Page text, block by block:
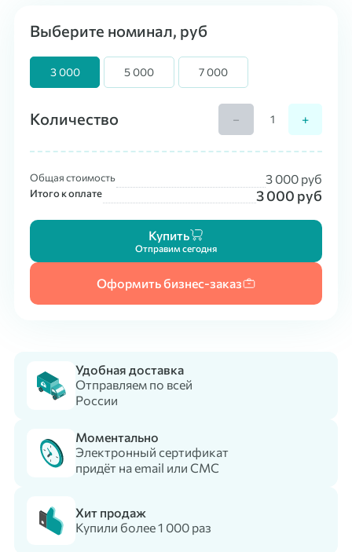
Выберите номинал, руб
3 000 5 000 7 000
Количество − +
Общая стоимость 3 000 руб
Итого к оплате 3 000 руб
Купить
Отправим сегодня
Оформить бизнес-заказ
Удобная доставка
Отправляем по всей
России
Моментально
Электронный сертификат
придёт на email или СМС
Хит продаж
Купили более 1 000 раз